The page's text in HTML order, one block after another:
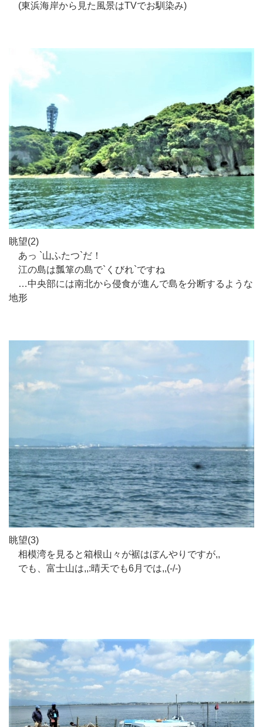
(東浜海岸から見た風景はTVでお馴染み)
眺望(2)
あっ `山ふたつ`だ！
江の島は瓢箪の島で`くびれ`ですね
…中央部には南北から侵食が進んで島を分断するような
地形
眺望(3)
相模湾を見ると箱根山々が裾はぼんやりですが,,
でも、富士山は,,:晴天でも6月では,,(-/-)